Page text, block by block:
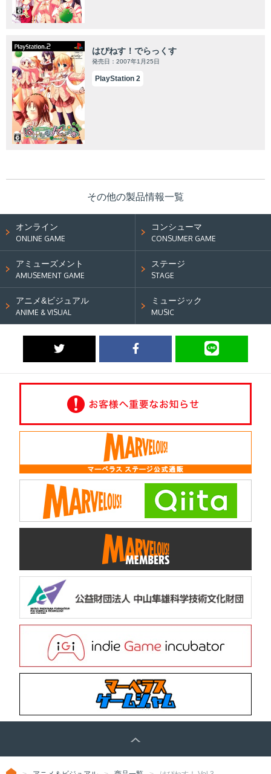
はぴねす！でらっくす
発売日：2007年1月25日
PlayStation 2
その他の製品情報一覧
オンライン
ONLINE GAME
コンシューマ
CONSUMER GAME
アミューズメント
AMUSEMENT GAME
ステージ
STAGE
アニメ&ビジュアル
ANIME & VISUAL
ミュージック
MUSIC